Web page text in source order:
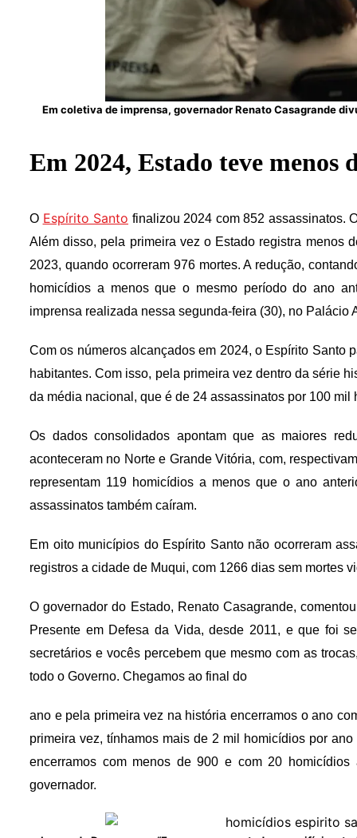
Em coletiva de imprensa, governador Renato Casagrande
Em 2024, Estado teve menos
O Espírito Santo finalizou 2024 com 852 assassinatos.
Além disso, pela primeira vez o Estado registra menos
2023, quando ocorreram 976 mortes. A redução,
homicídios a menos que o mesmo período do ano
imprensa realizada nessa segunda-feira (30), no Palácio
Com os números alcançados em 2024, o Espírito Santo
habitantes. Com isso, pela primeira vez dentro da série
da média nacional, que é de 24 assassinatos por 100 mil
Os dados consolidados apontam que as maiores
aconteceram no Norte e Grande Vitória, com,
representam 119 homicídios a menos que o ano
assassinatos também caíram.
Em oito municípios do Espírito Santo não ocorreram
registros a cidade de Muqui, com 1266 dias sem mortes
O governador do Estado, Renato Casagrande,
Presente em Defesa da Vida, desde 2011, e que foi
secretários e vocês percebem que mesmo com as
todo o Governo. Chegamos ao final do
ano e pela primeira vez na história encerramos o ano
primeira vez, tínhamos mais de 2 mil homicídios por
encerramos com menos de 900 e com 20
governador.